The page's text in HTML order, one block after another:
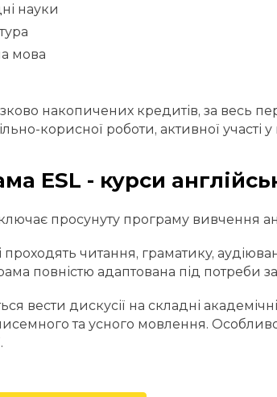
науки
мова
накопичених кредитів, за весь
корисної роботи, активної участі
ESL - курси
просунуту програму вивчення
проходять читання, граматику,
повністю адаптована під потреби
вести дискусії на складні
писемного та усного мовлення.